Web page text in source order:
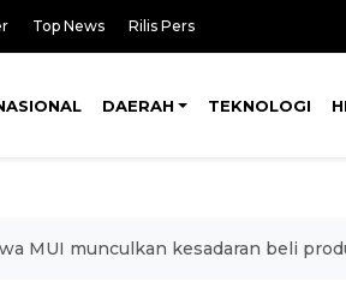
Top News Rilis Pers
DAERAH TEKNOLOGI
MUI munculkan kesadaran beli